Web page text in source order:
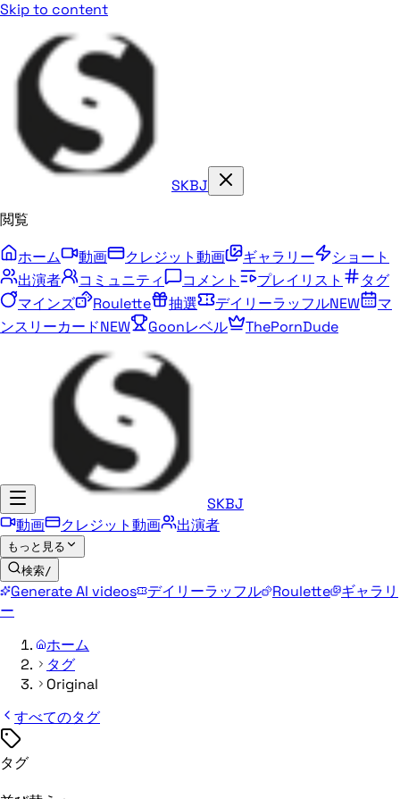
Skip to content
SKBJ
閲覧
ホーム
動画 クレジット動画 ギャラリー
ショート
出演者
コミュニティ コメント プレイリスト
タグ
マインズ
Roulette 抽選 デイリーラッフルNEW
マ
ンスリーカードNEW Goonレベル ThePornDude
SKBJ
動画
クレジット動画 出演者
もっと見る
検索/
Generate AI videos デイリーラッフル Roulette
ギャラリ
ー
ホーム
タグ
Original
すべてのタグ
タグ